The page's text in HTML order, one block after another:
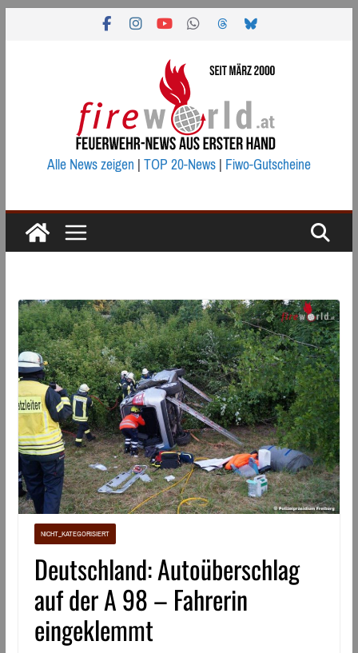
Alle News zeigen|TOP 20-News|Fiwo-Gutscheine
NICHT_KATEGORISIERT
Deutschland: Autoüberschlag
auf der A 98 – Fahrerin
eingeklemmt